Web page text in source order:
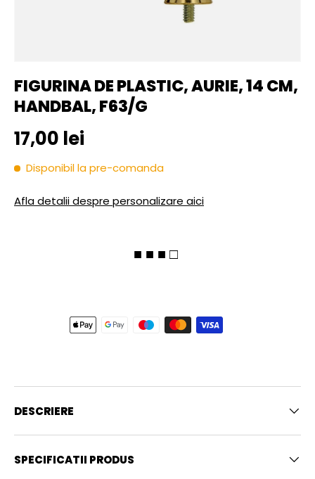
FIGURINA DE PLASTIC, AURIE, 14 CM,
HANDBAL, F63/G
Pret initial
17,00 lei
Disponibil la pre-comanda
Afla detalii despre personalizare aici
■ ■ ■ □
DESCRIERE
SPECIFICATII PRODUS